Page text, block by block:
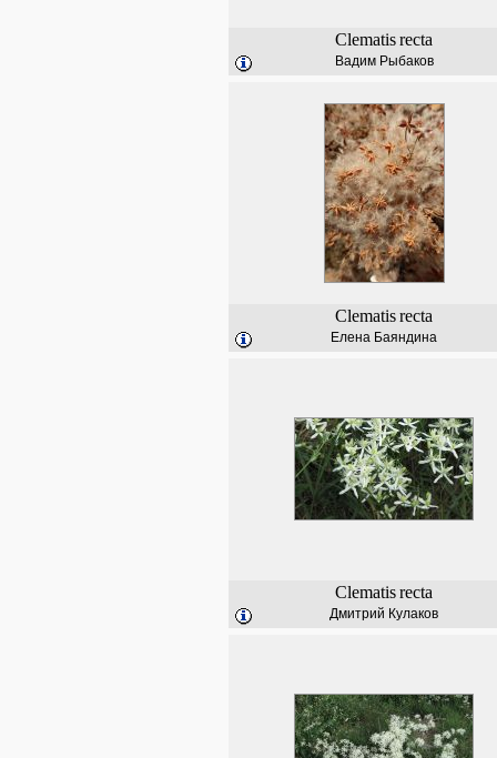
Clematisrecta
Вадим Рыбаков
Clematisrecta
Елена Баяндина
Clematisrecta
Дмитрий Кулаков